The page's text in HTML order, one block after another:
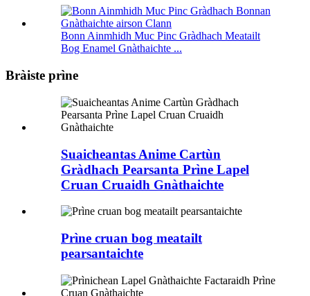
Bonn Ainmhidh Muc Pinc Gràdhach Meatailt
Bog Enamel Gnàthaichte ...
Bràiste prìne
Suaicheantas Anime Cartùn
Gràdhach Pearsanta Prìne Lapel
Cruan Cruaidh Gnàthaichte
Prìne cruan bog meatailt
pearsantaichte